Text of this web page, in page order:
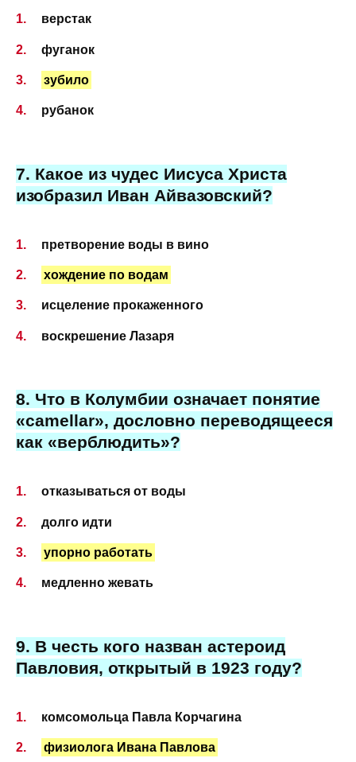
верстак
фуганок
зубило
рубанок
7. Какое из чудес Иисуса Христа
изобразил Иван Айвазовский?
претворение воды в вино
хождение по водам
исцеление прокаженного
воскрешение Лазаря
8. Что в Колумбии означает понятие
«camellar», дословно переводящееся
как «верблюдить»?
отказываться от воды
долго идти
упорно работать
медленно жевать
9. В честь кого назван астероид
Павловия, открытый в 1923 году?
комсомольца Павла Корчагина
физиолога Ивана Павлова